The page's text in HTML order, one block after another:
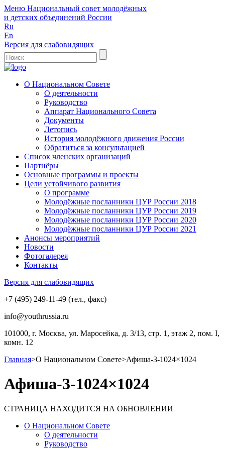
Меню Национальный совет молодёжных
и детских объединений России
Ru
En
Версия для слабовидящих
О Национальном Совете
О деятельности
Руководство
Аппарат Национального Совета
Документы
Летопись
История молодёжного движения России
Обратиться за консультацией
Список членских организаций
Партнёры
Основные программы и проекты
Цели устойчивого развития
О программе
Молодёжные посланники ЦУР России 2018
Молодёжные посланники ЦУР России 2019
Молодёжные посланники ЦУР России 2020
Молодёжные посланники ЦУР России 2021
Анонсы мероприятий
Новости
Фотогалерея
Контакты
Версия для слабовидящих
+7 (495) 249-11-49 (тел., факс)
info@youthrussia.ru
101000, г. Москва, ул. Маросейка, д. 3/13, стр. 1, этаж 2, пом. I,
комн. 12
Главная>О Национальном Совете>Афиша-3-1024×1024
Афиша-3-1024×1024
СТРАНИЦА НАХОДИТСЯ НА ОБНОВЛЕНИИ
О Национальном Совете
О деятельности
Руководство